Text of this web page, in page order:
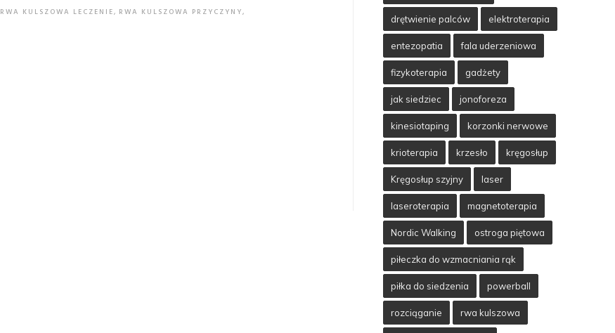
RWA KULSZOWA LECZENIE, RWA KULSZOWA PRZYCZYNY,
drętwienie palców elektroterapia
entezopatia fala uderzeniowa
fizykoterapia gadżety
jak siedziec jonoforeza
kinesiotaping korzonki nerwowe
krioterapia krzesło kręgosłup
Kręgosłup szyjny laser
laseroterapia magnetoterapia
Nordic Walking ostroga piętowa
piłeczka do wzmacniania rąk
piłka do siedzenia powerball
rozciąganie rwa kulszowa